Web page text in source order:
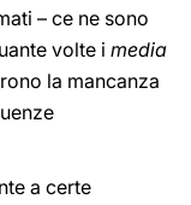
– ce ne sono
volte i media
la mancanza
a certe